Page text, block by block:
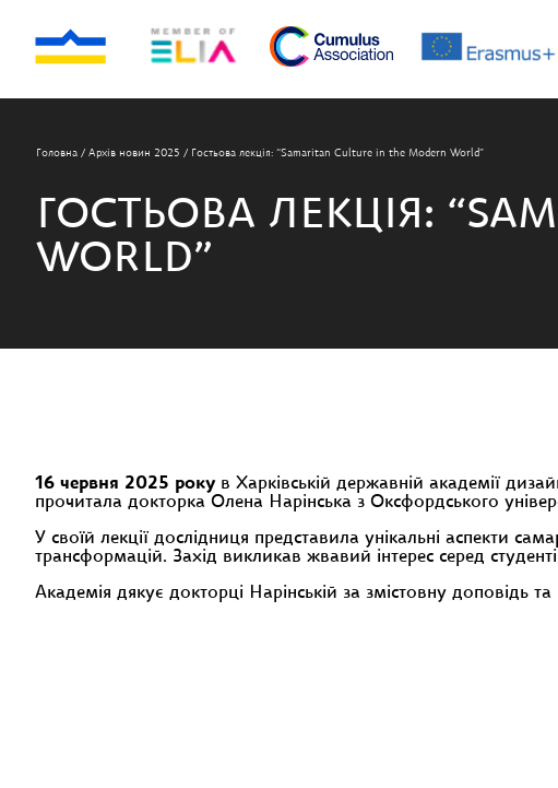
Головна / Архів новин 2025 / Гостьова лекція: “Samaritan Culture in the Modern World”
ГОСТЬОВА ЛЕКЦІЯ:
WORLD”
16 червня 2025 рокув Харківській державній академії
прочитала докторка Олена Нарінська з Оксфордського
У своїй лекції дослідниця представила унікальні аспекти
трансформацій. Захід викликав жвавий інтерес серед
Академія дякує докторці Нарінській за змістовну доповідь та